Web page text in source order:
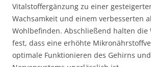
Vitalstoffergänzung zu einer
Wachsamkeit und einem verbesserten
Wohlbefinden. Abschließend halten die
fest, dass eine erhöhte
optimale Funktionieren des Gehirns